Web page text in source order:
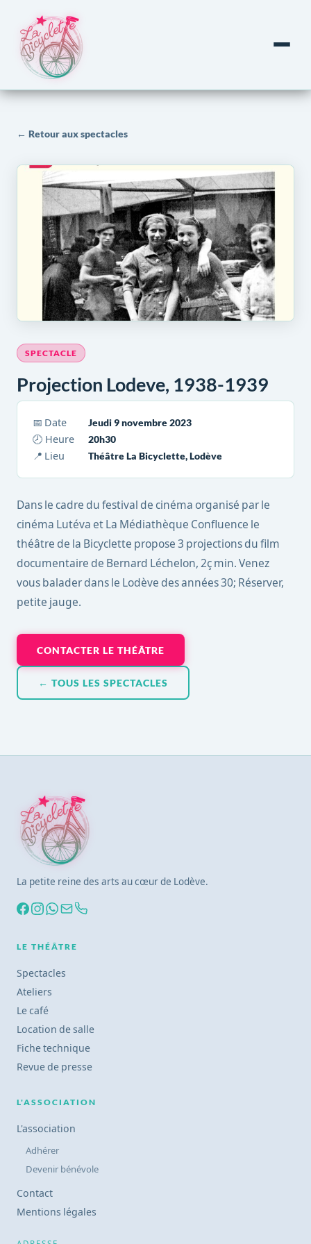
← Retour aux spectacles
SPECTACLE
Projection Lodeve, 1938-1939
📅 Date
Jeudi 9 novembre 2023
🕗 Heure
20h30
📍 Lieu
Théâtre La Bicyclette, Lodève
Dans le cadre du festival de cinéma organisé par le
cinéma Lutéva et La Médiathèque Confluence le
théâtre de la Bicyclette propose 3 projections du film
documentaire de Bernard Léchelon, 2ç min. Venez
vous balader dans le Lodève des années 30; Réserver,
petite jauge.
CONTACTER LE THÉÂTRE
← TOUS LES SPECTACLES
La petite reine des arts au cœur de Lodève.
LE THÉÂTRE
Spectacles
Ateliers
Le café
Location de salle
Fiche technique
Revue de presse
L'ASSOCIATION
L'association
Adhérer
Devenir bénévole
Contact
Mentions légales